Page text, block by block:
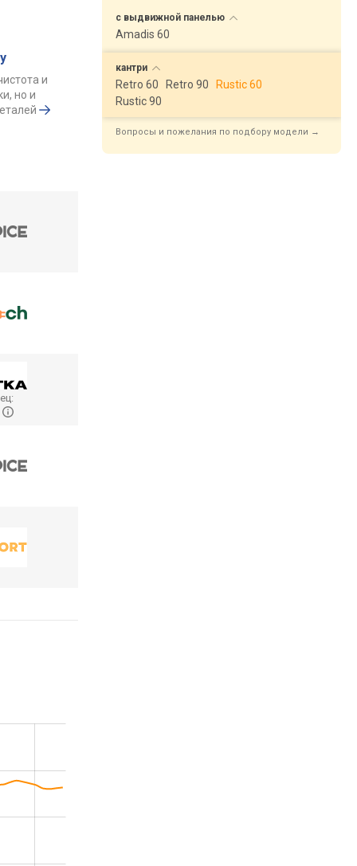
и
но и
с выдвижной панелью
Amadis 60
кантри
Retro 60 Retro 90
Rustic 60
Rustic 90
Вопросы и пожелания по подбору модели →